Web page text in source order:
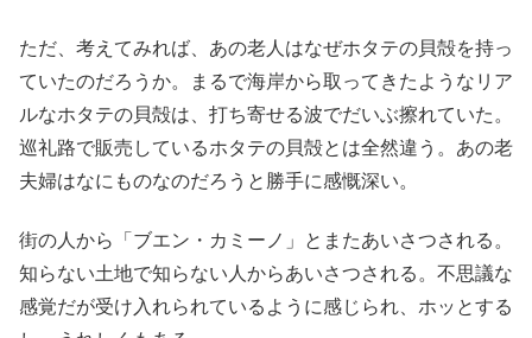
ただ、考えてみれば、あの老人はなぜホタテの貝殻を持っ
ていたのだろうか。まるで海岸から取ってきたようなリア
ルなホタテの貝殻は、打ち寄せる波でだいぶ擦れていた。
巡礼路で販売しているホタテの貝殻とは全然違う。あの老
夫婦はなにものなのだろうと勝手に感慨深い。
街の人から「ブエン・カミーノ」とまたあいさつされる。
知らない土地で知らない人からあいさつされる。不思議な
感覚だが受け入れられているように感じられ、ホッとする